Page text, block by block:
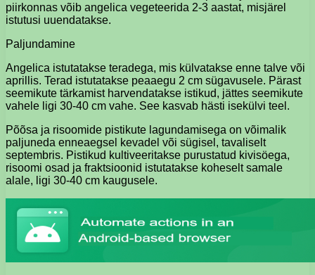
piirkonnas võib angelica vegeteerida 2-3 aastat, misjärel
istutusi uuendatakse.
Paljundamine
Angelica istutatakse teradega, mis külvatakse enne talve või
aprillis. Terad istutatakse peaaegu 2 cm sügavusele. Pärast
seemikute tärkamist harvendatakse istikud, jättes seemikute
vahele ligi 30-40 cm vahe. See kasvab hästi isekülvi teel.
Põõsa ja risoomide pistikute lagundamisega on võimalik
paljuneda enneaegsel kevadel või sügisel, tavaliselt
septembris. Pistikud kultiveeritakse purustatud kivisöega,
risoomi osad ja fraktsioonid istutatakse koheselt samale
alale, ligi 30-40 cm kaugusele.